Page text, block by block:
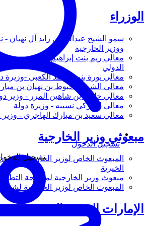
الوزراء
سمو الشيخ عبدالله بن زايد آل نهيان
ووزير الخارجية
معالي ريم بنت إبراهيم الهاشمي -
الدولي
معالي نورة بنت محمد الكعبي -وزيرة
معالي الشيخ شخبوط بن نهيان بن
معالي خليفة بن شاهين المرر - وزير
معالي لانا زكي نسيبه - وزيرة دولة
معالي سعيد بن مبارك الهاجري - وزير
مبعوثي وزير الخارجية
المبعوث الخاص لوزير الخارجية
الخيرية
مبعوث وزير الخارجية لمكافحة
المبعوث الخاص لوزير الخارجية
الإمارات العربية المتحدة
تسجيل الدخول
تسجيل